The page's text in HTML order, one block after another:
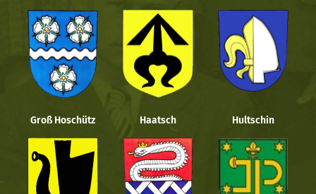
Groß Hoschütz Haatsch Hultschin